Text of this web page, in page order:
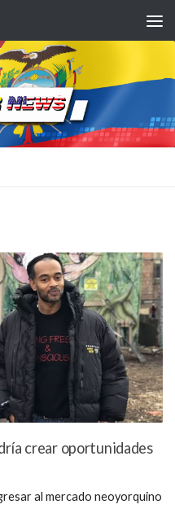
crear oportunidades
al mercado neoyorquino